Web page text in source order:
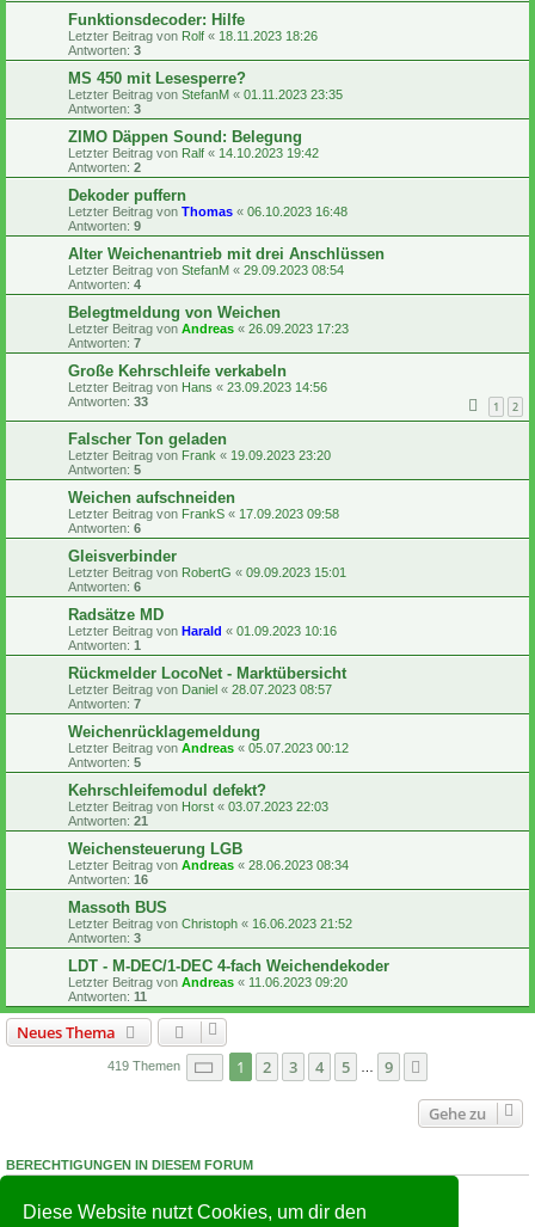
Diese Website nutzt Cookies, um dir den
Funktionsdecoder: Hilfe
Letzter Beitrag von Rolf « 18.11.2023 18:26
Antworten: 3
MS 450 mit Lesesperre?
Letzter Beitrag von StefanM « 01.11.2023 23:35
Antworten: 3
ZIMO Däppen Sound: Belegung
Letzter Beitrag von Ralf « 14.10.2023 19:42
Antworten: 2
Dekoder puffern
Letzter Beitrag von Thomas « 06.10.2023 16:48
Antworten: 9
Alter Weichenantrieb mit drei Anschlüssen
Letzter Beitrag von StefanM « 29.09.2023 08:54
Antworten: 4
Belegtmeldung von Weichen
Letzter Beitrag von Andreas « 26.09.2023 17:23
Antworten: 7
Große Kehrschleife verkabeln
Letzter Beitrag von Hans « 23.09.2023 14:56
Antworten: 33 1 2
Falscher Ton geladen
Letzter Beitrag von Frank « 19.09.2023 23:20
Antworten: 5
Weichen aufschneiden
Letzter Beitrag von FrankS « 17.09.2023 09:58
Antworten: 6
Gleisverbinder
Letzter Beitrag von RobertG « 09.09.2023 15:01
Antworten: 6
Radsätze MD
Letzter Beitrag von Harald « 01.09.2023 10:16
Antworten: 1
Rückmelder LocoNet - Marktübersicht
Letzter Beitrag von Daniel « 28.07.2023 08:57
Antworten: 7
Weichenrücklagemeldung
Letzter Beitrag von Andreas « 05.07.2023 00:12
Antworten: 5
Kehrschleifemodul defekt?
Letzter Beitrag von Horst « 03.07.2023 22:03
Antworten: 21
Weichensteuerung LGB
Letzter Beitrag von Andreas « 28.06.2023 08:34
Antworten: 16
Massoth BUS
Letzter Beitrag von Christoph « 16.06.2023 21:52
Antworten: 3
LDT - M-DEC/1-DEC 4-fach Weichendekoder
Letzter Beitrag von Andreas « 11.06.2023 09:20
Antworten: 11
Neues Thema
419 Themen Seite 1von
1 2 3 4 5 … 9
Gehe zu
BERECHTIGUNGEN IN DIESEM FORUM
Du darfst keineAntworten zu Themen in diesem Forum erstellen.
Du darfst deine Beiträge in diesem Forumnichtändern.